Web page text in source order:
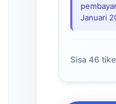
Januari
Sisa 46